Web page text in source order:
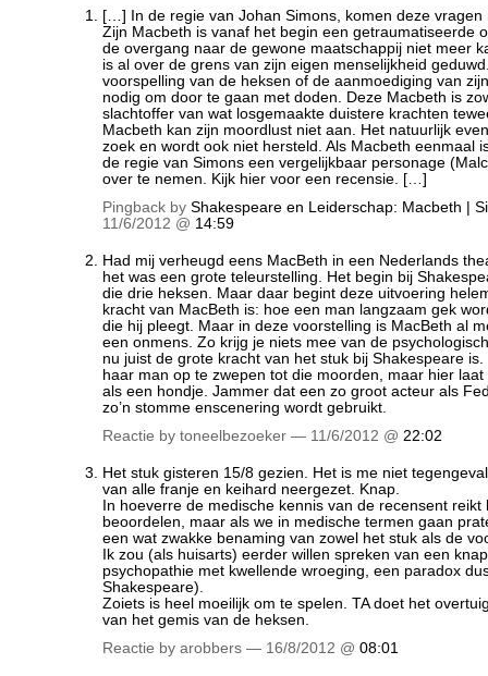
[…] In de regie van Johan Simons, komen deze vragen
Zijn Macbeth is vanaf het begin een getraumatiseerde
de overgang naar de gewone maatschappij niet meer
is al over de grens van zijn eigen menselijkheid
voorspelling van de heksen of de aanmoediging van
nodig om door te gaan met doden. Deze Macbeth is
slachtoffer van wat losgemaakte duistere krachten
Macbeth kan zijn moordlust niet aan. Het natuurlijk
zoek en wordt ook niet hersteld. Als Macbeth eenmaal
de regie van Simons een vergelijkbaar personage
over te nemen. Kijk hier voor een recensie. […]
Pingback by Shakespeare en Leiderschap: Macbeth |
11/6/2012 @ 14:59
Had mij verheugd eens MacBeth in een Nederlands
het was een grote teleurstelling. Het begin bij
die drie heksen. Maar daar begint deze uitvoering
kracht van MacBeth is: hoe een man langzaam gek
die hij pleegt. Maar in deze voorstelling is MacBeth al
een onmens. Zo krijg je niets mee van de
nu juist de grote kracht van het stuk bij Shakespeare
haar man op te zwepen tot die moorden, maar hier
als een hondje. Jammer dat een zo groot acteur als
zo’n stomme enscenering wordt gebruikt.
Reactie by toneelbezoeker — 11/6/2012 @ 22:02
Het stuk gisteren 15/8 gezien. Het is me niet
van alle franje en keihard neergezet. Knap.
In hoeverre de medische kennis van de recensent reikt
beoordelen, maar als we in medische termen gaan
een wat zwakke benaming van zowel het stuk als de
Ik zou (als huisarts) eerder willen spreken van een
psychopathie met kwellende wroeging, een paradox
Shakespeare).
Zoiets is heel moeilijk om te spelen. TA doet het
van het gemis van de heksen.
Reactie by arobbers — 16/8/2012 @ 08:01